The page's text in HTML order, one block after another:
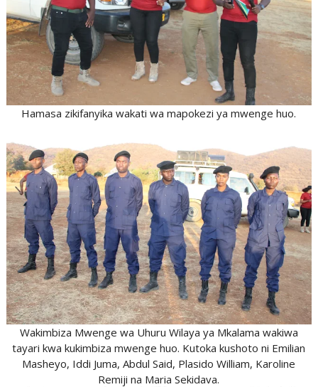
Hamasa zikifanyika wakati wa mapokezi ya mwenge huo.
Wakimbiza Mwenge wa Uhuru Wilaya ya Mkalama wakiwa
tayari kwa kukimbiza mwenge huo. Kutoka kushoto ni Emilian
Masheyo, Iddi Juma, Abdul Said, Plasido William, Karoline
Remiji na Maria Sekidava.